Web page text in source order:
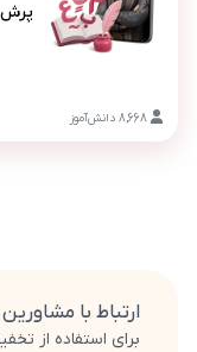
8,668 دانش‌آموز
ارتباط با
برای استفاده از